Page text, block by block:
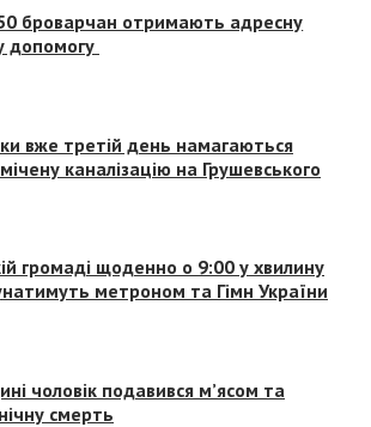
броварчан отримають адресну
допомогу
вже третій день намагаються
каналізацію на Грушевського
громаді щоденно о 9:00 у хвилину
метроном та Гімн України
чоловік подавився м’ясом та
смерть